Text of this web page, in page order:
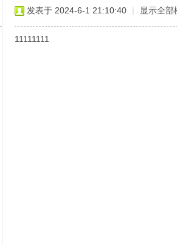
发表于 2024-6-1 21:10:40 | 显示全部
11111111